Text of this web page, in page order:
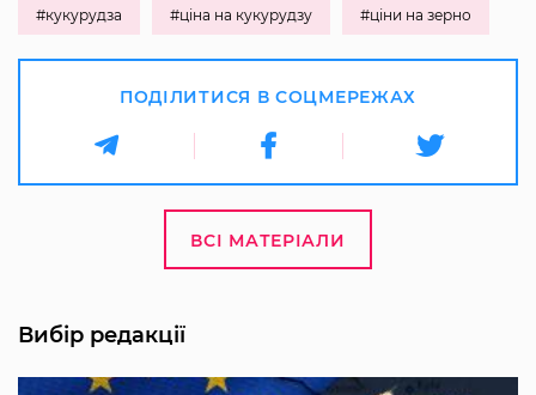
#кукурудза #ціна на кукурудзу #ціни на зерно
ПОДІЛИТИСЯ В СОЦМЕРЕЖАХ
ВСІ МАТЕРІАЛИ
Вибір редакції